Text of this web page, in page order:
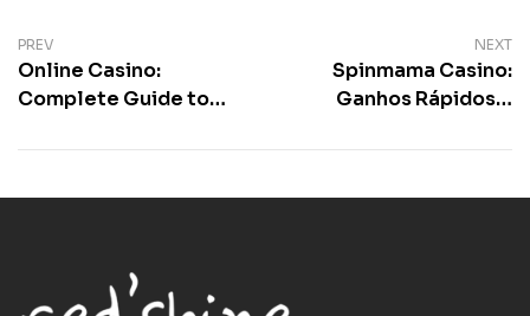
PREV
Online Casino:
Complete Guide to
Platforms
NEXT
Spinmama Casino:
Ganhos Rápidos e
Alta Intensidade